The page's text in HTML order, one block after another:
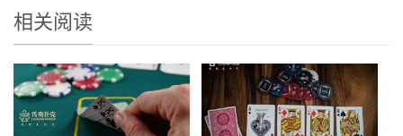
相关阅读